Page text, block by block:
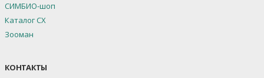
СИМБИО-шоп
Каталог СХ
Зооман
КОНТАКТЫ